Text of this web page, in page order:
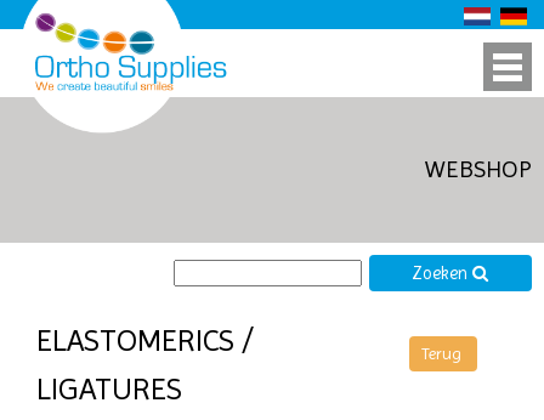
WEBSHOP
Zoeken
ELASTOMERICS /
LIGATURES